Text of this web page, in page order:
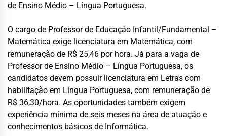
de Ensino Médio – Língua Portuguesa.
O cargo de Professor de Educação Infantil/Fundamental –
Matemática exige licenciatura em Matemática, com
remuneração de R$ 25,46 por hora. Já para a vaga de
Professor de Ensino Médio – Língua Portuguesa, os
candidatos devem possuir licenciatura em Letras com
habilitação em Língua Portuguesa, com remuneração de
R$ 36,30/hora. As oportunidades também exigem
experiência mínima de seis meses na área de atuação e
conhecimentos básicos de Informática.